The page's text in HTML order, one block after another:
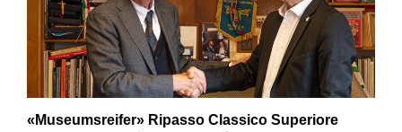
«Museumsreifer» Ripasso Classico Superiore